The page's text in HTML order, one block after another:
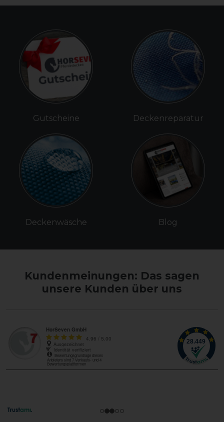
Gutscheine
Deckenwäsche
Deckenreparatur
Blog
Kundenmeinungen: Das sagen
unsere Kunden über uns